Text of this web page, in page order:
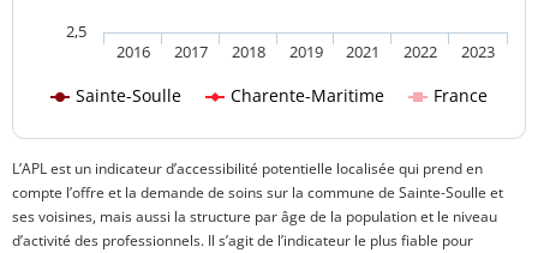
Sainte-Soulle Charente-Maritime France
2016 2017 2018 2019 2021 2022 2023
2,5
L’APL est un indicateur d’accessibilité potentielle localisée qui prend en
compte l’offre et la demande de soins sur la commune de Sainte-Soulle et
ses voisines, mais aussi la structure par âge de la population et le niveau
d’activité des professionnels. Il s’agit de l’indicateur le plus fiable pour